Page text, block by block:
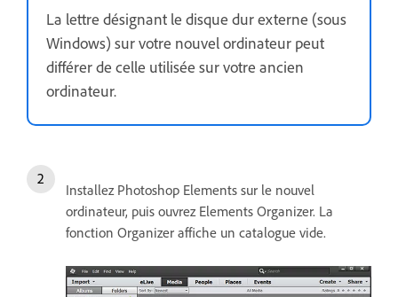
La lettre désignant le disque dur externe (sous
Windows) sur votre nouvel ordinateur peut
différer de celle utilisée sur votre ancien
ordinateur.
Installez Photoshop Elements sur le nouvel
ordinateur, puis ouvrez Elements Organizer. La
fonction Organizer affiche un catalogue vide.